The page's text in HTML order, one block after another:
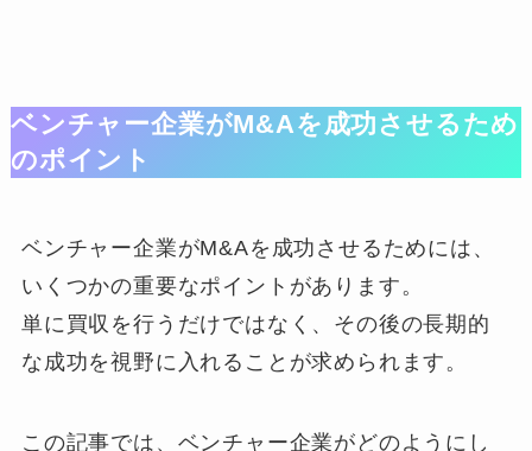
ベンチャー企業がM&Aを成功させるため
のポイント
ベンチャー企業がM&Aを成功させるためには、
いくつかの重要なポイントがあります。
単に買収を行うだけではなく、その後の長期的
な成功を視野に入れることが求められます。
この記事では、ベンチャー企業がどのようにし